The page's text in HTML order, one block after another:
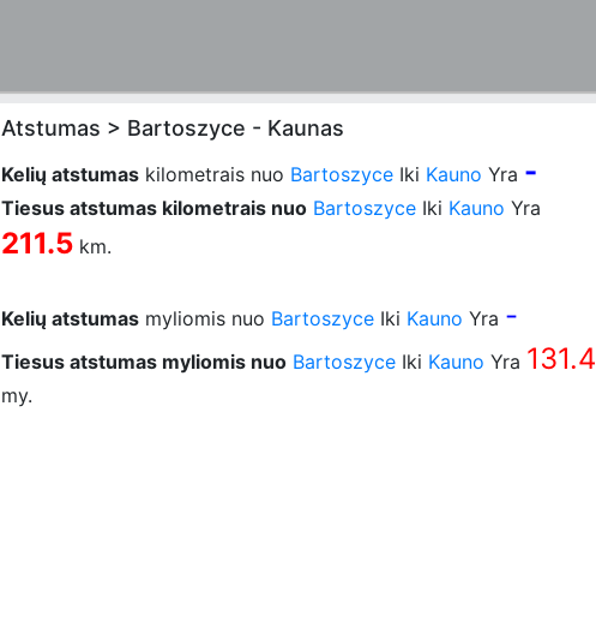
Atstumas > Bartoszyce - Kaunas
Kelių atstumas kilometrais nuo Bartoszyce Iki Kauno Yra -
Tiesus atstumas kilometrais nuo Bartoszyce Iki Kauno Yra
211.5 km.
Kelių atstumas myliomis nuo Bartoszyce Iki Kauno Yra -
Tiesus atstumas myliomis nuo Bartoszyce Iki Kauno Yra 131.4
my.